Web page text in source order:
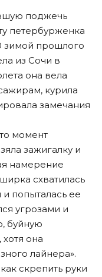
поджечь
петербурженка
зимой прошлого
из Сочи в
она вела
курила
замечания
момент
зажигалку и
намерение
схватилась
попыталась ее
угрозами и
буйную
она
лайнера».
скрепить руки